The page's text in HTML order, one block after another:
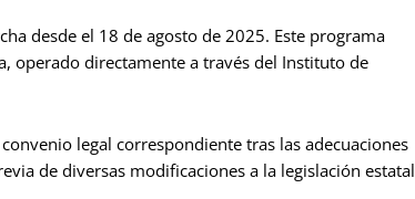
desde el 18 de agosto de 2025. Este programa
operado directamente a través del Instituto de
legal correspondiente tras las adecuaciones
de diversas modificaciones a la legislación estatal